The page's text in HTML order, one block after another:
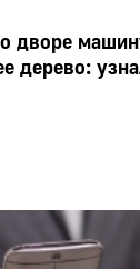
дворе
дерево: